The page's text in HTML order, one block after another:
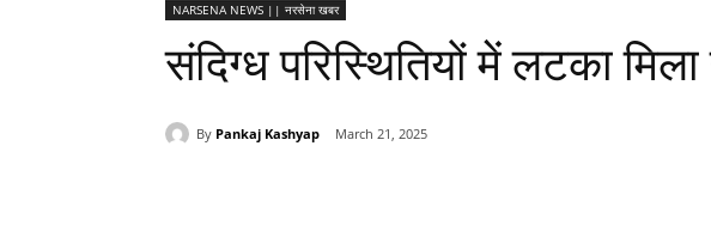
NARSENA NEWS || नरसेना खबर
संदिग्ध परिस्थितियों में लटका
By Pankaj Kashyap March 21, 2025